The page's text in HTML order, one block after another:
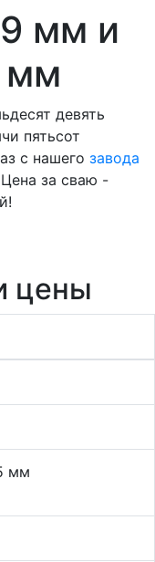
мм и
мм
девять
пятьсот
с нашего завода
Цена за сваю -
цены
мм